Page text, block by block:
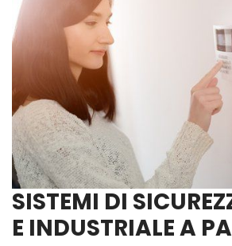
SISTEMI DI
E INDUSTRIALE A